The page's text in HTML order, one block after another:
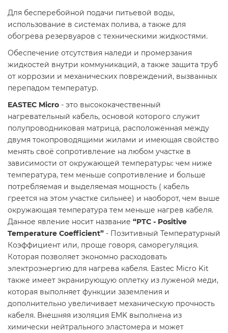
Для бесперебойной подачи питьевой воды,
использование в системах полива, а также для
обогрева резервуаров с техническими жидкостями.
Обеспечение отсутствия наледи и промерзания
жидкостей внутри коммуникаций, а также защита труб
от коррозии и механических повреждений, вызванных
перепадом температур.
EASTEC Micro - это высококачественный
нагревательный кабель, основой которого служит
полупроводниковая матрица, расположенная между
двумя токопроводящими жилами и имеющая свойство
менять своё сопротивление на любом участке в
зависимости от окружающей температуры: чем ниже
температура, тем меньше сопротивление и больше
потребляемая и выделяемая мощность ( кабель
греется на этом участке сильнее) и наоборот, чем выше
окружающая температура тем меньше нагрев кабеля.
Данное явление носит название “РТС - Positive
Temperature Coefficient” - Позитивный Температурный
Коэффициент или, проще говоря, саморегуляция.
Которая позволяет экономно расходовать
электроэнергию для нагрева кабеля. Eastec Micro Kit
также имеет экранирующую оплетку из луженой меди,
которая выполняет функции заземления и
дополнительно увеличивает механическую прочность
кабеля. Внешняя изоляция EMK выполнена из
химически нейтрального эластомера и может